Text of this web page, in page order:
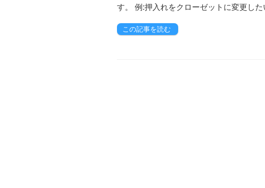
す。 例:押入れをクローゼットに変更し
この記事を読む